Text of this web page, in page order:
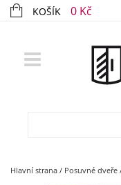
KOŠÍK 0 Kč
Hlavní strana / Posuvné dveře